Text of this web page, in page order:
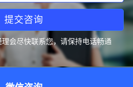
提交咨询
会尽快联系您，请保持电话畅通